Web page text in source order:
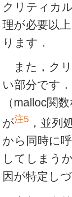
クリティカ
理が必要以
ります．
また，クリ
い部分です
（malloc関
が注5 ，並列
から同時に
してしまう
因が特定し